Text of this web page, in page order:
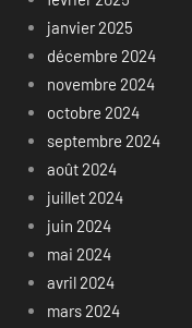
janvier 2025
décembre 2024
novembre 2024
octobre 2024
septembre 2024
août 2024
juillet 2024
juin 2024
mai 2024
avril 2024
mars 2024